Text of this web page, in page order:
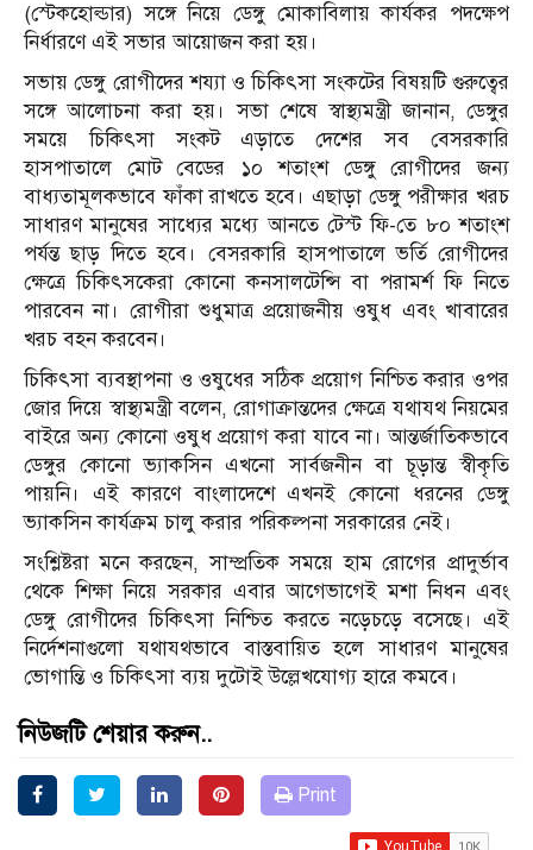
(স্টেকহোল্ডার) সঙ্গে নিয়ে ডেঙ্গু মোকাবিলায় কার্যকর পদক্ষেপ
নির্ধারণে এই সভার আয়োজন করা হয়।
সভায় ডেঙ্গু রোগীদের শয্যা ও চিকিৎসা সংকটের বিষয়টি গুরুত্বের
সঙ্গে আলোচনা করা হয়। সভা শেষে স্বাস্থ্যমন্ত্রী জানান, ডেঙ্গুর
সময়ে চিকিৎসা সংকট এড়াতে দেশের সব বেসরকারি
হাসপাতালে মোট বেডের ১০ শতাংশ ডেঙ্গু রোগীদের জন্য
বাধ্যতামূলকভাবে ফাঁকা রাখতে হবে। এছাড়া ডেঙ্গু পরীক্ষার খরচ
সাধারণ মানুষের সাধ্যের মধ্যে আনতে টেস্ট ফি-তে ৮০ শতাংশ
পর্যন্ত ছাড় দিতে হবে। বেসরকারি হাসপাতালে ভর্তি রোগীদের
ক্ষেত্রে চিকিৎসকেরা কোনো কনসালটেন্সি বা পরামর্শ ফি নিতে
পারবেন না। রোগীরা শুধুমাত্র প্রয়োজনীয় ওষুধ এবং খাবারের
খরচ বহন করবেন।
চিকিৎসা ব্যবস্থাপনা ও ওষুধের সঠিক প্রয়োগ নিশ্চিত করার ওপর
জোর দিয়ে স্বাস্থ্যমন্ত্রী বলেন, রোগাক্রান্তদের ক্ষেত্রে যথাযথ নিয়মের
বাইরে অন্য কোনো ওষুধ প্রয়োগ করা যাবে না। আন্তর্জাতিকভাবে
ডেঙ্গুর কোনো ভ্যাকসিন এখনো সার্বজনীন বা চূড়ান্ত স্বীকৃতি
পায়নি। এই কারণে বাংলাদেশে এখনই কোনো ধরনের ডেঙ্গু
ভ্যাকসিন কার্যক্রম চালু করার পরিকল্পনা সরকারের নেই।
সংশ্লিষ্টরা মনে করছেন, সাম্প্রতিক সময়ে হাম রোগের প্রাদুর্ভাব
থেকে শিক্ষা নিয়ে সরকার এবার আগেভাগেই মশা নিধন এবং
ডেঙ্গু রোগীদের চিকিৎসা নিশ্চিত করতে নড়েচড়ে বসেছে। এই
নির্দেশনাগুলো যথাযথভাবে বাস্তবায়িত হলে সাধারণ মানুষের
ভোগান্তি ও চিকিৎসা ব্যয় দুটোই উল্লেখযোগ্য হারে কমবে।
নিউজটি শেয়ার করুন..
Print